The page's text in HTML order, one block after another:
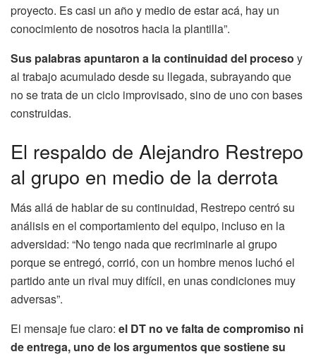
proyecto. Es casi un año y medio de estar acá, hay un
conocimiento de nosotros hacia la plantilla”.
Sus palabras apuntaron a la continuidad del proceso y
al trabajo acumulado desde su llegada, subrayando que
no se trata de un ciclo improvisado, sino de uno con bases
construidas.
El respaldo de Alejandro Restrepo
al grupo en medio de la derrota
Más allá de hablar de su continuidad, Restrepo centró su
análisis en el comportamiento del equipo, incluso en la
adversidad: “No tengo nada que recriminarle al grupo
porque se entregó, corrió, con un hombre menos luchó el
partido ante un rival muy difícil, en unas condiciones muy
adversas”.
El mensaje fue claro: el DT no ve falta de compromiso ni
de entrega, uno de los argumentos que sostiene su